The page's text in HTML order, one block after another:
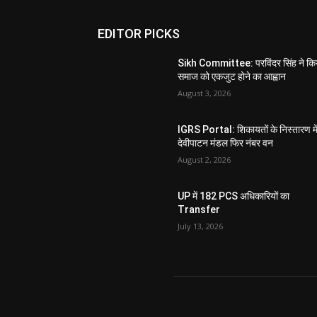
EDITOR PICKS
Sikh Committee: परविंदर सिंह ने
समाज को एकजुट होने का आह्वान
August 3, 2026
IGRS Portal: शिकायतों के निस्तारण
देवीपाटन मंडल फिर नंबर वन
August 2, 2026
UP में 182 PCS अधिकारियों का
Transfer
July 13, 2026